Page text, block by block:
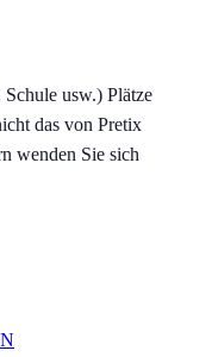
usw.) Plätze
das von Pretix
wenden Sie sich